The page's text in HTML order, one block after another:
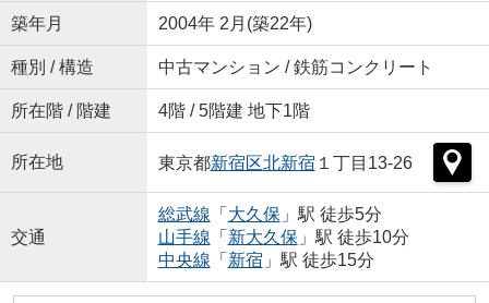
築年月 2004年 2月(築22年)
種別 / 構造 中古マンション / 鉄筋コンクリート
所在階 / 階建 4階 / 5階建 地下1階
所在地 東京都新宿区北新宿 １丁目13-26
交通
総武線 「 大久保」駅 徒歩5分
山手線 「 新大久保」駅 徒歩10分
中央線 「 新宿 」駅 徒歩15分